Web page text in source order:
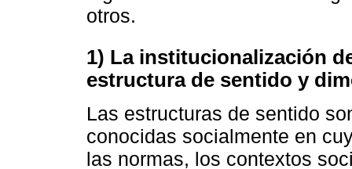
otros.
1) La institucionalización
estructura de sentido y
Las estructuras de sentido
conocidas socialmente en
las normas, los contextos